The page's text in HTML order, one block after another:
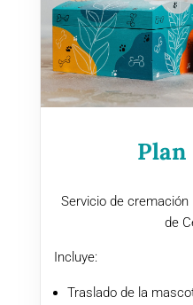
Plan
Servicio de
de
Incluye:
Traslado de la